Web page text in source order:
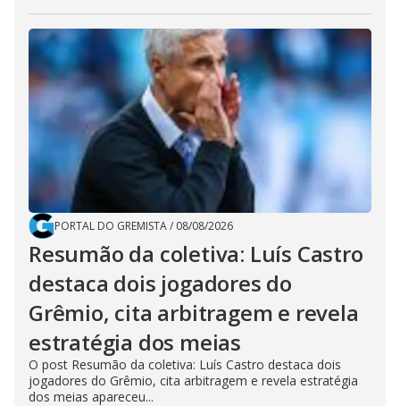
PORTAL DO GREMISTA/ 08/08/2026
Resumão da coletiva: Luís Castro
destaca dois jogadores do
Grêmio, cita arbitragem e revela
estratégia dos meias
O post Resumão da coletiva: Luís Castro destaca dois
jogadores do Grêmio, cita arbitragem e revela estratégia
dos meias apareceu...